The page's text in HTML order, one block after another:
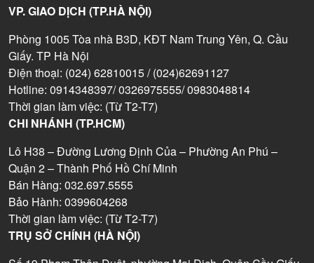
VP. GIAO DỊCH (TP.HÀ NỘI)
Phòng 1005 Tòa nhà B3D, KĐT Nam Trung Yên, Q. Cầu
Giấy. TP Hà Nội
Điện thoại: (024) 62810015 / (024)62691127
Hotline: 0914348397/ 0326975555/ 0983048814
Thời gian làm việc: (Từ T2-T7)
CHI NHÁNH (TP.HCM)
Lô H38 – Đường Lương Định Của – Phường An Phú –
Quận 2 – Thành Phố Hồ Chí Minh
Bán Hàng: 032.697.5555
Bảo Hành: 0399604268
Thời gian làm việc: (Từ T2-T7)
TRỤ SỞ CHÍNH (HÀ NỘI)